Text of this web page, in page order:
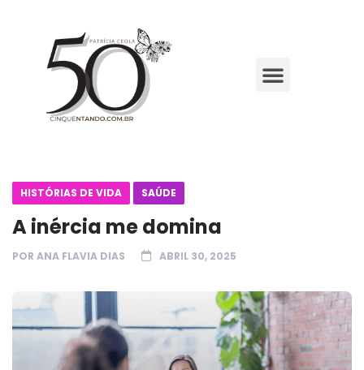
HISTÓRIAS DE VIDA SAÚDE
A inércia me domina
POR ANA FLAVIA DIAS ABRIL 30, 2025